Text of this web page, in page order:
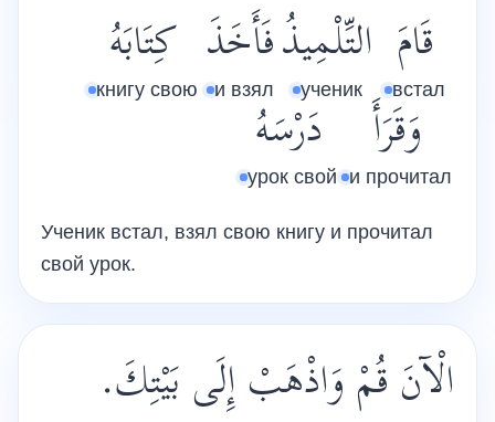
قَامَ
встал
التِّلْمِيذُ
ученик
فَأَخَذَ
и взял
كِتَابَهُ
книгу свою
وَقَرَأَ
и прочитал
دَرْسَهُ
урок свой
Ученик встал, взял свою книгу и прочитал
свой урок.
الْآنَ قُمْ وَاذْهَبْ إِلَى بَيْتِكَ.